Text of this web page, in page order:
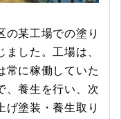
の某工場での塗り
した。工場は、
常に稼働していた
、養生を行い、次
げ塗装・養生取り